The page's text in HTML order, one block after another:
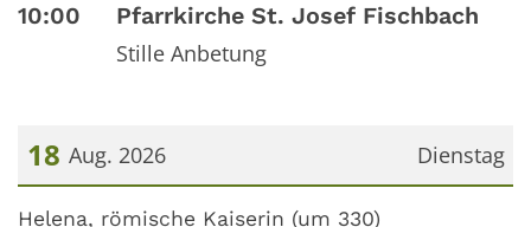
10:00 Pfarrkirche St. Josef Fischbach
Stille Anbetung
Dienstag
18 Aug. 2026
Datum: 18. August 2026
Helena, römische Kaiserin (um 330)